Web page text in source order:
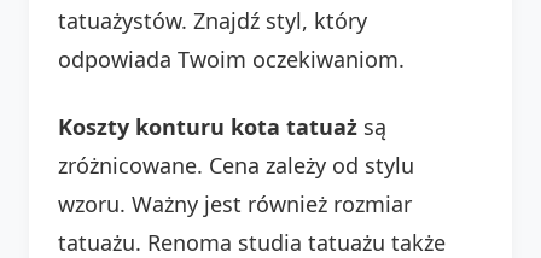
tatuażystów. Znajdź styl, który
odpowiada Twoim oczekiwaniom.
Koszty konturu kota tatuaż są
zróżnicowane. Cena zależy od stylu
wzoru. Ważny jest również rozmiar
tatuażu. Renoma studia tatuażu także